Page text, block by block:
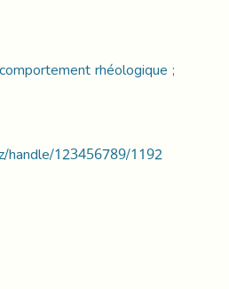
rhéologique ;
handle/123456789/1192